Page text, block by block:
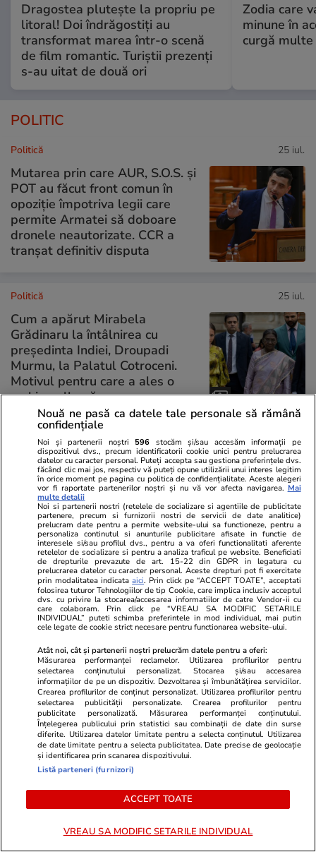
Dragostea plutește la propriu pe
litoral! Doi îndrăgostiți au
transformat marea într-o scenă
de film romantic. Turiștii prezenți
s-au uitat de două ori
Zodia care
minune în
curgă
POLITIC
Politică 25 iul.
Mutarea prin care AUR, S.O.S. și
POT au făcut front comun în
opoziție împotriva legii care
permite Armatei să doboare
dronele neautorizate. CCR a
tranșat definitiv disputa
Politică 25 iul.
Cum a apărut Mirabela
Grădinaru la întâlnirea cu
președinta Indiei, Droupadi
Murmu, la Palatul Cotroceni.
Motivul pentru care a ales o
rochie galbenă
PARTENERI
Compania care va începe
construirea unui parc fotovoltaic
uriaș la marginea Iașului a învârtit
anul trecut 160 de milioane de
euro. Cine este fondatorul
Bulgarii au
Dinamo –
i-au ironizat
eliminăm și
sat!”
ULTIMELE ȘTIRI
Știri România 07:52
Proiectul Neptun Deep a intrat într-o etapă
Nouă ne pasă ca datele tale personale să rămână
confidențiale
Noi și partenerii noștri 596 stocăm și/sau accesăm informații pe
dispozitivul dvs., precum identificatorii cookie unici pentru prelucrarea
datelor cu caracter personal. Puteți accepta sau gestiona preferințele dvs.
făcând clic mai jos, respectiv vă puteți opune utilizării unui interes legitim
în orice moment pe pagina cu politica de confidențialitate. Aceste alegeri
vor fi raportate partenerilor noștri și nu vă vor afecta navigarea. Mai
multe detalii
Noi si partenerii nostri (retelele de socializare si agentiile de publicitate
partenere, precum si furnizorii nostri de servicii de date analitice)
prelucram date pentru a permite website-ului sa functioneze, pentru a
personaliza continutul si anunturile publicitare afisate in functie de
interesele si/sau profilul dvs., pentru a va oferi functionalitati aferente
retelelor de socializare si pentru a analiza traficul pe website. Beneficiati
de drepturile prevazute de art. 15-22 din GDPR in legatura cu
prelucrarea datelor cu caracter personal. Aceste drepturi pot fi exercitate
prin modalitatea indicataaici. Prin click pe “ACCEPT TOATE”, acceptati
folosirea tuturor Tehnologiilor de tip Cookie, care implica inclusiv acceptul
dvs. cu privire la stocarea/accesarea informatiilor de catre Vendor-ii cu
care colaboram. Prin click pe “VREAU SA MODIFIC SETARILE
INDIVIDUAL” puteti schimba preferintele in mod individual, mai putin
cele legate de cookie strict necesare pentru functionarea website-ului.
Atât noi, cât și partenerii noștri prelucrăm datele pentru a oferi:
Măsurarea performanței reclamelor. Utilizarea profilurilor pentru
selectarea conținutului personalizat. Stocarea și/sau accesarea
informațiilor de pe un dispozitiv. Dezvoltarea și îmbunătățirea serviciilor.
Crearea profilurilor de conținut personalizat. Utilizarea profilurilor pentru
selectarea publicității personalizate. Crearea profilurilor pentru
publicitate personalizată. Măsurarea performanței conținutului.
Înțelegerea publicului prin statistici sau combinații de date din surse
diferite. Utilizarea datelor limitate pentru a selecta conținutul. Utilizarea
de date limitate pentru a selecta publicitatea. Date precise de geolocație
și identificarea prin scanarea dispozitivului.
Listă parteneri (furnizori)
ACCEPT TOATE
VREAU SA MODIFIC SETARILE INDIVIDUAL